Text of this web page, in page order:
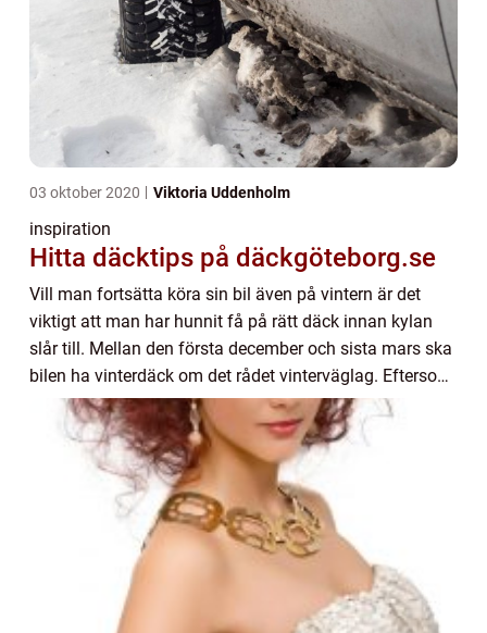
03 oktober 2020 Viktoria Uddenholm
inspiration
Hitta däcktips på däckgöteborg.se
Vill man fortsätta köra sin bil även på vintern är det
viktigt att man har hunnit få på rätt däck innan kylan
slår till. Mellan den första december och sista mars ska
bilen ha vinterdäck om det rådet vinterväglag. Eftersom
väglaget kan skilja brett m...